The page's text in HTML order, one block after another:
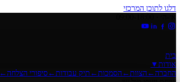
דלגו לתוכן המרכזי
בית
אודות▼
החברה← הצוות← הסמכות← תיק עבודות←סיפורי הצלחה←